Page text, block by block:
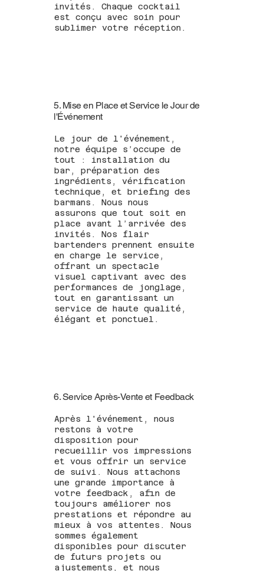
invités. Chaque cocktail
est conçu avec soin pour
sublimer votre réception.
5. Mise en Place et Service le Jour de
l'Événement
Le jour de l'événement,
notre équipe s’occupe de
tout : installation du
bar, préparation des
ingrédients, vérification
technique, et briefing des
barmans. Nous nous
assurons que tout soit en
place avant l’arrivée des
invités. Nos flair
bartenders prennent ensuite
en charge le service,
offrant un spectacle
visuel captivant avec des
performances de jonglage,
tout en garantissant un
service de haute qualité,
élégant et ponctuel.
6. Service Après-Vente et Feedback
Après l'événement, nous
restons à votre
disposition pour
recueillir vos impressions
et vous offrir un service
de suivi. Nous attachons
une grande importance à
votre feedback, afin de
toujours améliorer nos
prestations et répondre au
mieux à vos attentes. Nous
sommes également
disponibles pour discuter
de futurs projets ou
ajustements, et nous